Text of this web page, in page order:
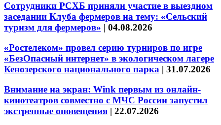
Сотрудники РСХБ приняли участие в выездном
заседании Клуба фермеров на тему: «Сельский
туризм для фермеров» | 04.08.2026
«Ростелеком» провел серию турниров по игре
«БезОпасный интернет» в экологическом лагере
Кенозерского национального парка | 31.07.2026
Внимание на экран: Wink первым из онлайн-
кинотеатров совместно с МЧС России запустил
экстренные оповещения | 22.07.2026